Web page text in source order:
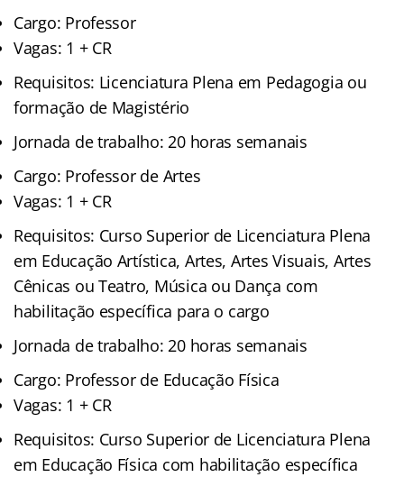
Cargo: Professor
Vagas: 1 + CR
Requisitos: Licenciatura Plena em Pedagogia ou
formação de Magistério
Jornada de trabalho: 20 horas semanais
Cargo: Professor de Artes
Vagas: 1 + CR
Requisitos: Curso Superior de Licenciatura Plena
em Educação Artística, Artes, Artes Visuais, Artes
Cênicas ou Teatro, Música ou Dança com
habilitação específica para o cargo
Jornada de trabalho: 20 horas semanais
Cargo: Professor de Educação Física
Vagas: 1 + CR
Requisitos: Curso Superior de Licenciatura Plena
em Educação Física com habilitação específica